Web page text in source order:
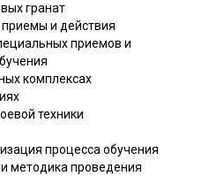
гранат
приемы и действия
приемов и
комплексах
техники
процесса обучения
и методика проведения